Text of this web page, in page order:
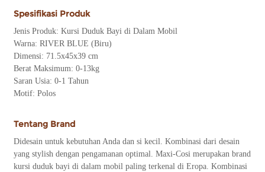
Spesifikasi Produk
Jenis Produk: Kursi Duduk Bayi di Dalam Mobil
Warna: RIVER BLUE (Biru)
Dimensi: 71.5x45x39 cm
Berat Maksimum: 0-13kg
Saran Usia: 0-1 Tahun
Motif: Polos
Tentang Brand
Didesain untuk kebutuhan Anda dan si kecil. Kombinasi dari desain
yang stylish dengan pengamanan optimal. Maxi-Cosi merupakan brand
kursi duduk bayi di dalam mobil paling terkenal di Eropa. Kombinasi